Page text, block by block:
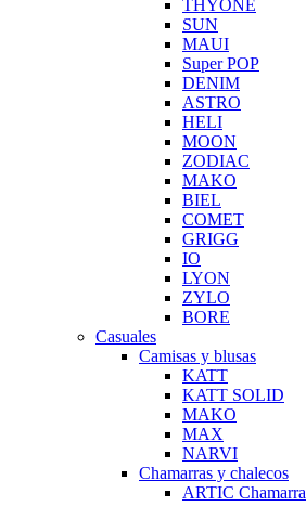
THYONE
SUN
MAUI
Super POP
DENIM
ASTRO
HELI
MOON
ZODIAC
MAKO
BIEL
COMET
GRIGG
IO
LYON
ZYLO
BORE
Casuales
Camisas y blusas
KATT
KATT SOLID
MAKO
MAX
NARVI
Chamarras y chalecos
ARTIC Chamarra